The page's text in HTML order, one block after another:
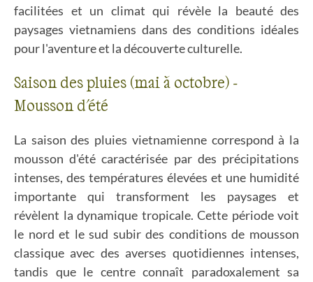
facilitées et un climat qui révèle la beauté des
paysages vietnamiens dans des conditions idéales
pour l'aventure et la découverte culturelle.
Saison des pluies (mai à octobre) -
Mousson d'été
La saison des pluies vietnamienne correspond à la
mousson d'été caractérisée par des précipitations
intenses, des températures élevées et une humidité
importante qui transforment les paysages et
révèlent la dynamique tropicale. Cette période voit
le nord et le sud subir des conditions de mousson
classique avec des averses quotidiennes intenses,
tandis que le centre connaît paradoxalement sa